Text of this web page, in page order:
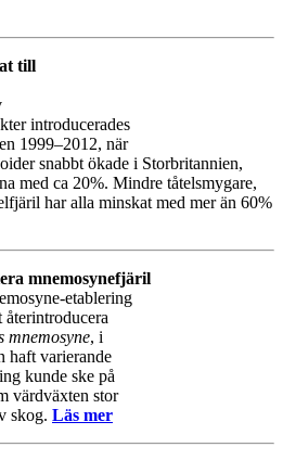
till
introducerades
1999–2012, när
snabbt ökade i Storbritannien,
med ca 20%. Mindre tåtelsmygare,
har alla minskat med mer än 60%
mnemosynefjäril
etablering
mnemosyne, i
haft varierande
kunde ske på
värdväxten stor
skog. Läs mer